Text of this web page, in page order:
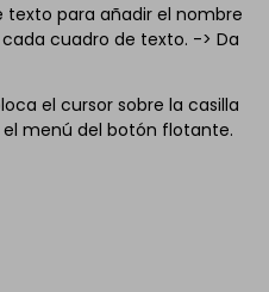
texto para añadir el nombre
cuadro de texto. -> Da
el cursor sobre la casilla
menú del botón flotante.